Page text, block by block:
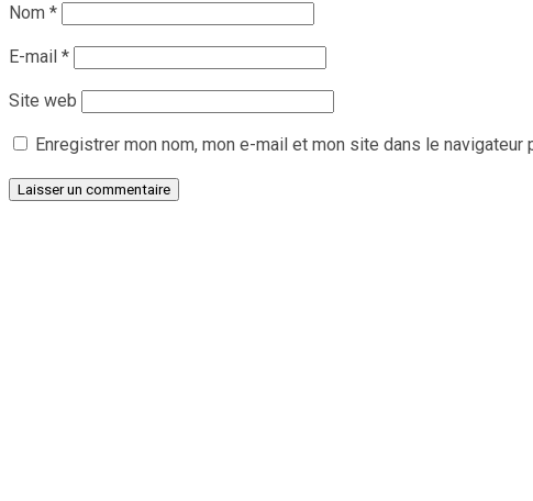
Nom *
E-mail *
Site web
Enregistrer mon nom, mon e-mail et mon site dans le navigateur